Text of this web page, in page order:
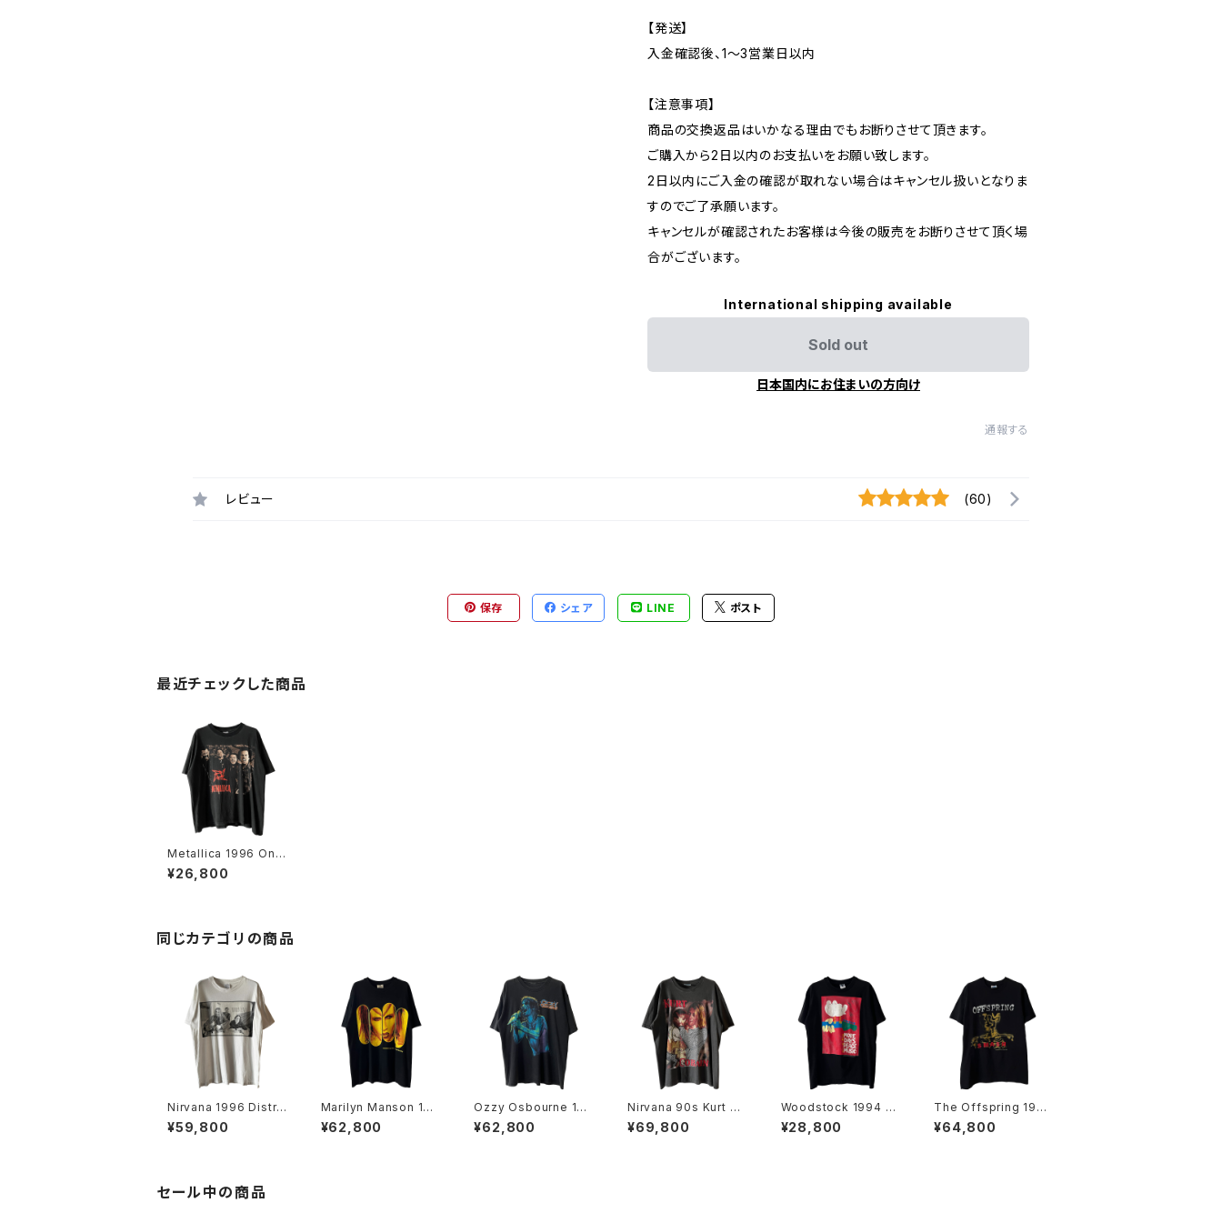
【発送】
入金確認後、1〜3営業日以内
【注意事項】
商品の交換返品はいかなる理由でもお断りさせて頂きます。
ご購入から2日以内のお支払いをお願い致します。
2日以内にご入金の確認が取れない場合はキャンセル扱いとなりま
すのでご了承願います。
キャンセルが確認されたお客様は今後の販売をお断りさせて頂く場
合がございます。
International shipping available
Sold out
日本国内にお住まいの方向け
通報する
レビュー (60)
保存 シェア LINE ポスト
最近チェックした商品
Metallica 1996 On T
he Load Again Euro
pean Tour Band Te
¥26,800
同じカテゴリの商品
Nirvana 1996 Distre
ssed Member Portr
ait Band Tee
¥59,800
Marilyn Manson 199
9 Rock Is Dead Ban
d Tee
¥62,800
Ozzy Osbourne 199
7 Dove's Revenge
Band Tee
¥62,800
Nirvana 90s Kurt Co
bain Euro Bootleg B
and Tee
¥69,800
Woodstock 1994 2
More Days Of Peac
e & Music Band Tee
¥28,800
The Offspring 1994
Smash Band Tee
¥64,800
セール中の商品